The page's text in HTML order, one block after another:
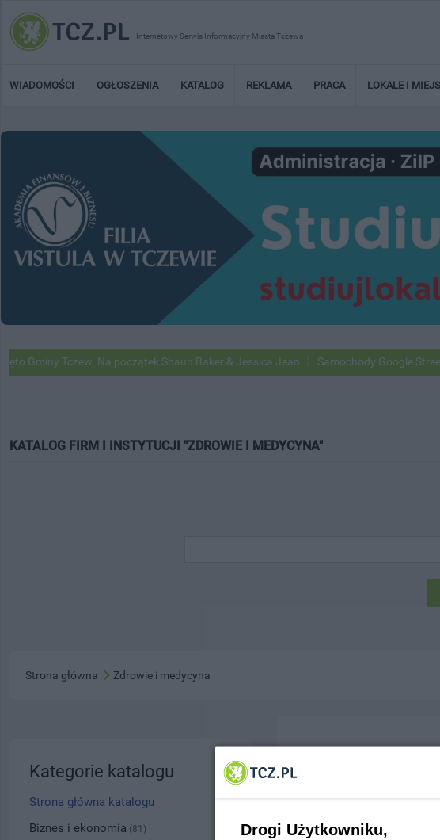
Internetowy Serwis Informacyjny Miasta Tczewa
WIADOMOŚCI OGŁOSZENIA KATALOG REKLAMA PRACA LOKALE I
Gminy Tczew. Na początek Shaun Baker & Jessica Jean Samochody Google Street
KATALOG FIRM I INSTYTUCJI "ZDROWIE I MEDYCYNA"
Strona główna Zdrowie i medycyna
5325357
Kategorie katalogu
Strona główna katalogu
Biznes i ekonomia (81) Drogi Użytkowniku,